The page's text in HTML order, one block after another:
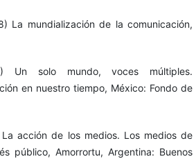
La mundialización de la comunicación,
Un solo mundo, voces múltiples.
en nuestro tiempo, México: Fondo de
acción de los medios. Los medios de
público, Amorrortu, Argentina: Buenos